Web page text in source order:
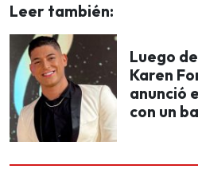
Leer también:
Luego
Karen
anunció
con un